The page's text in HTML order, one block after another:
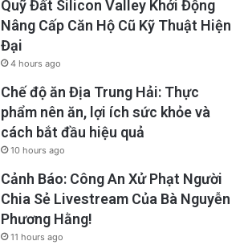
Quỹ Đất Silicon Valley Khởi Động
Nâng Cấp Căn Hộ Cũ Kỹ Thuật Hiện
Đại
4 hours ago
Chế độ ăn Địa Trung Hải: Thực
phẩm nên ăn, lợi ích sức khỏe và
cách bắt đầu hiệu quả
10 hours ago
Cảnh Báo: Công An Xử Phạt Người
Chia Sẻ Livestream Của Bà Nguyễn
Phương Hằng!
11 hours ago